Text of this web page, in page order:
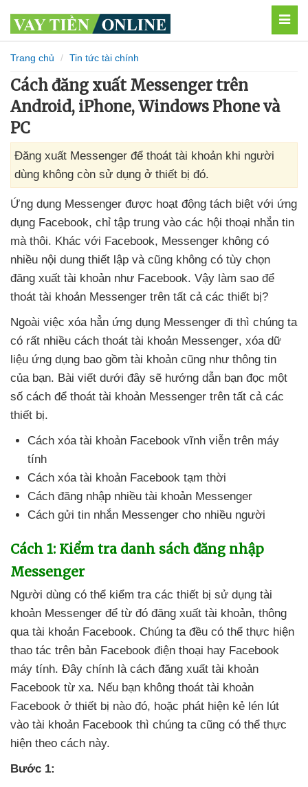
Trang chủ Tin tức tài chính
Cách đăng xuất Messenger trên
Android, iPhone, Windows Phone và
PC
Đăng xuất Messenger để thoát tài khoản khi người
dùng không còn sử dụng ở thiết bị đó.
Ứng dụng Messenger được hoạt động tách biệt với ứng
dụng Facebook, chỉ tập trung vào các hội thoại nhắn tin
mà thôi. Khác với Facebook, Messenger không có
nhiều nội dung thiết lập và cũng không có tùy chọn
đăng xuất tài khoản như Facebook. Vậy làm sao để
thoát tài khoản Messenger trên tất cả các thiết bị?
Ngoài việc xóa hẳn ứng dụng Messenger đi thì chúng ta
có rất nhiều cách thoát tài khoản Messenger, xóa dữ
liệu ứng dụng bao gồm tài khoản cũng như thông tin
của bạn. Bài viết dưới đây sẽ hướng dẫn bạn đọc một
số cách để thoát tài khoản Messenger trên tất cả các
thiết bị.
Cách xóa tài khoản Facebook vĩnh viễn trên máy
tính
Cách xóa tài khoản Facebook tạm thời
Cách đăng nhập nhiều tài khoản Messenger
Cách gửi tin nhắn Messenger cho nhiều người
Cách 1: Kiểm tra danh sách đăng nhập
Messenger
Người dùng có thể kiểm tra các thiết bị sử dụng tài
khoản Messenger để từ đó đăng xuất tài khoản, thông
qua tài khoản Facebook. Chúng ta đều có thể thực hiện
thao tác trên bản Facebook điện thoại hay Facebook
máy tính. Đây chính là cách đăng xuất tài khoản
Facebook từ xa. Nếu bạn không thoát tài khoản
Facebook ở thiết bị nào đó, hoặc phát hiện kẻ lén lút
vào tài khoản Facebook thì chúng ta cũng có thể thực
hiện theo cách này.
Bước 1: